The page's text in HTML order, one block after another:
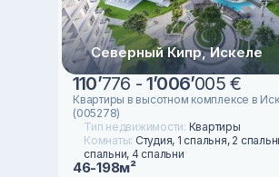
Северный Кипр, Искеле
110’776 -1’006’005 €
Квартиры в высотном комплексе в
(005278)
Тип недвижимости: Квартиры
Комнаты: Студия, 1 спальня, 2
спальни, 4 спальни
46-198м²